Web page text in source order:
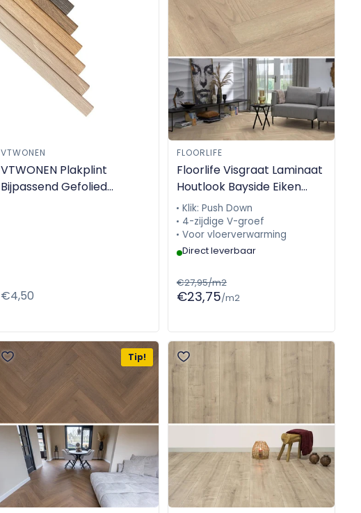
VTWONEN
VTWONEN Plakplint
Bijpassend Gefolied
Normale
€4,50
FLOORLIFE
Floorlife Visgraat Laminaat
Houtlook Bayside Eiken
licht naturel 3425 (A+B)
Klik: Push Down
4-zijdige V-groef
Voor vloerverwarming
Direct leverbaar
€27,95/m2
€23,75/m2
Tip!